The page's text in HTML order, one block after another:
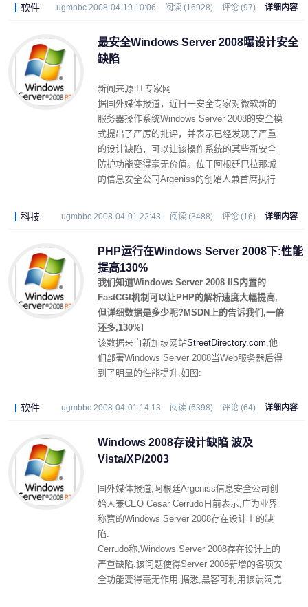
软件 ugmbbc 2008-04-19 10:06 阅读 (16928) 评论 (97) 详细内容
最安全Windows Server 2008曝设计安全
缺陷
新闻来源:IT专家网
据国外媒体报道，近日一安全专家对微软新的
服务器操作系统Windows Server 2008的安全模
式提出了严厉的批评，并表示已经发现了严重
的设计缺陷，可以让该操作系统的某些新安全
防护功能变得毫无价值。位于阿根廷巴拉那城
的信息安全公司Argeniss的创始人兼首席执行
经验的黑客利用来提升权限，进而完全控制操
科技 ugmbbc 2008-04-01 22:43 阅读 (3488) 评论 (16) 详细内容
PHP运行在Windows Server 2008下:性能
提高130%
我们知道Windows Server 2008 IIS内置的
FastCGI机制可以让PHP的解析速度大幅提高,
但详细数据是多少呢?MSDN上的告诉我们,一倍
还多,130%!
该数据来自新加坡网站StreetDirectory.com,他
们部署Windows Server 2008当Web服务器后得
到了明显的性能提升,如图:
软件 ugmbbc 2008-04-01 14:13 阅读 (6398) 评论 (64) 详细内容
Windows 2008存设计缺陷 波及
Vista/XP/2003
国外媒体报道,阿根廷Argeniss信息安全公司创
始人兼CEO Cesar Cerrudo日前表示,广为业界
称赞的Windows Server 2008存在设计上的缺
陷.
Cerrudo称,Windows Server 2008存在设计上的
严重缺陷.该问题使得Server 2008新增的各项安
全功能变得毫无作用.据悉,黑客可利用该漏洞完